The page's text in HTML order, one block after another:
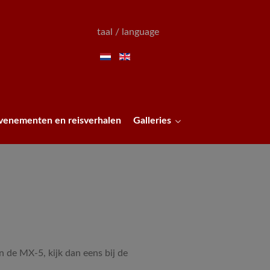
taal / language
en reisverhalen Galleries
de MX-5, kijk dan eens bij de